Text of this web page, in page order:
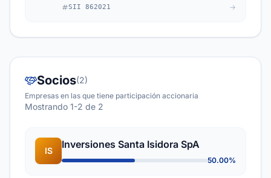
SII 862021
Socios(2)
Empresas en las que tiene participación accionaria
Mostrando 1-2 de 2
IS
Inversiones Santa Isidora SpA
50.00%